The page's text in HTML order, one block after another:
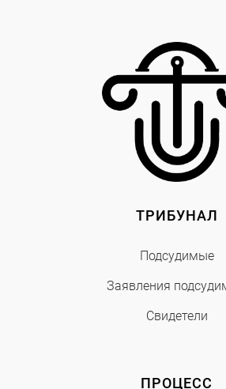
ТРИБУНАЛ
Подсудимые
Заявления
Свидетели
ПРОЦЕСС